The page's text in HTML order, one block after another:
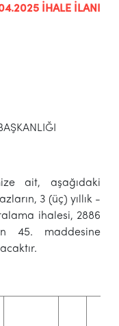
İHALE İLANI
ait, aşağıdaki
3 (üç) yıllık -
ihalesi, 2886
45. maddesine